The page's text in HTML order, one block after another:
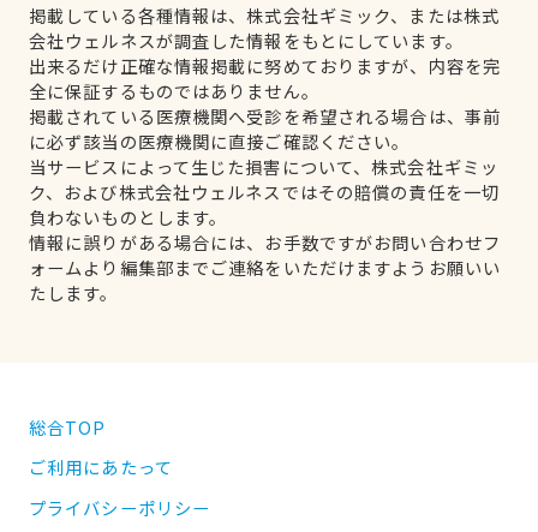
掲載している各種情報は、株式会社ギミック、または株式
会社ウェルネスが調査した情報をもとにしています。
出来るだけ正確な情報掲載に努めておりますが、内容を完
全に保証するものではありません。
掲載されている医療機関へ受診を希望される場合は、事前
に必ず該当の医療機関に直接ご確認ください。
当サービスによって生じた損害について、株式会社ギミッ
ク、および株式会社ウェルネスではその賠償の責任を一切
負わないものとします。
情報に誤りがある場合には、お手数ですがお問い合わせフ
ォームより編集部までご連絡をいただけますようお願いい
たします。
総合TOP
ご利用にあたって
プライバシーポリシー